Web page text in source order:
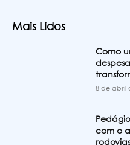
Mais Lidos
Como
8 de abril
com o